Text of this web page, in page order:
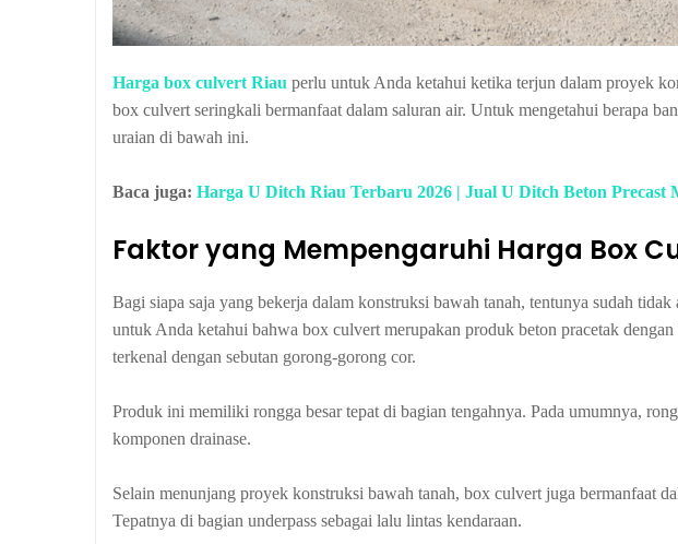
Harga box culvert Riau perlu untuk Anda ketahui ketika terjun dalam proyek
box culvert seringkali bermanfaat dalam saluran air. Untuk mengetahui berapa
uraian di bawah ini.
Baca juga: Harga U Ditch Riau Terbaru 2026 | Jual U Ditch Beton Precast
Faktor yang Mempengaruhi Harga Box
Bagi siapa saja yang bekerja dalam konstruksi bawah tanah, tentunya sudah
untuk Anda ketahui bahwa box culvert merupakan produk beton pracetak
terkenal dengan sebutan gorong-gorong cor.
Produk ini memiliki rongga besar tepat di bagian tengahnya. Pada umumnya,
komponen drainase.
Selain menunjang proyek konstruksi bawah tanah, box culvert juga bermanfaat
Tepatnya di bagian underpass sebagai lalu lintas kendaraan.